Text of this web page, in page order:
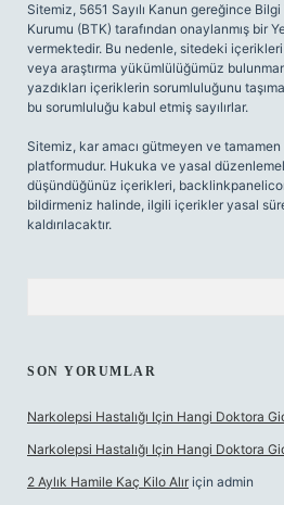
Sitemiz, 5651 Sayılı Kanun gereğince
Kurumu (BTK) tarafından onaylanmış bir
vermektedir. Bu nedenle, sitedeki
veya araştırma yükümlülüğümüz
yazdıkları içeriklerin sorumluluğunu
bu sorumluluğu kabul etmiş sayılırlar.
Sitemiz, kar amacı gütmeyen ve
platformudur. Hukuka ve yasal
düşündüğünüz içerikleri,
bildirmeniz halinde, ilgili içerikler yasal
kaldırılacaktır.
SON YORUMLAR
Narkolepsi Hastalığı Için Hangi Doktora
Narkolepsi Hastalığı Için Hangi Doktora
2 Aylık Hamile Kaç Kilo Alır için admin